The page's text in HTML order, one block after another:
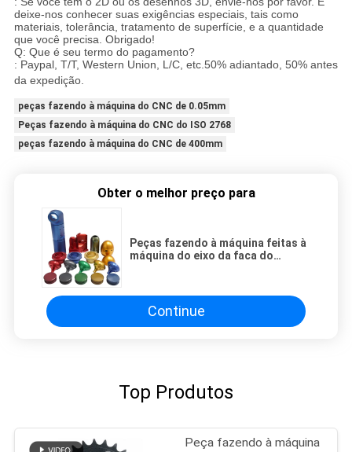
deixe-nos conhecer suas exigências especiais, tais como
materiais, tolerância, tratamento de superfície, e a quantidade
que você precisa. Obrigado!
Q: Que é seu termo do pagamento?
: Paypal, T/T, Western Union, L/C, etc.50% adiantado, 50% antes
da expedição.
peças fazendo à máquina do CNC de 0.05mm
Peças fazendo à máquina do CNC do ISO 2768
peças fazendo à máquina do CNC de 400mm
Obter o melhor preço para
Peças fazendo à máquina feitas à
máquina do eixo da faca do
Continue
Top Produtos
Peça fazendo à máquina